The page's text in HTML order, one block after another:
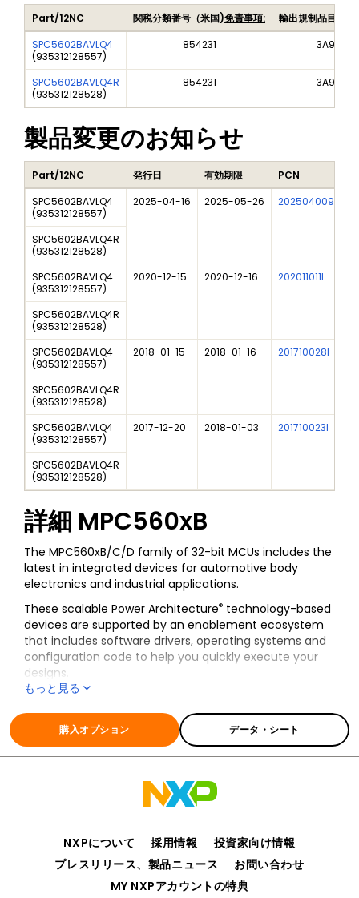
Part/12NC 関税分類番号（米国)免責事項:
輸出規制品目番号
SPC5602BAVLQ4
(935312128557)
854231 3A991A2
SPC5602BAVLQ4R
(935312128528)
854231 3A991A2
製品変更のお知らせ
Part/12NC 発行日 有効期限 PCN
SPC5602BAVLQ4
(935312128557)
2025-04-16 2025-05-26 202504009I
SPC5602BAVLQ4R
(935312128528)
SPC5602BAVLQ4
(935312128557)
2020-12-15 2020-12-16 202011011I
SPC5602BAVLQ4R
(935312128528)
SPC5602BAVLQ4
(935312128557)
2018-01-15 2018-01-16 201710028I
SPC5602BAVLQ4R
(935312128528)
SPC5602BAVLQ4
(935312128557)
2017-12-20 2018-01-03 201710023I
SPC5602BAVLQ4R
(935312128528)
詳細 MPC560xB
The MPC560xB/C/D family of 32-bit MCUs includes the
latest in integrated devices for automotive body
electronics and industrial applications.
These scalable Power Architecture® technology-based
devices are supported by an enablement ecosystem
that includes software drivers, operating systems and
configuration code to help you quickly execute your
designs.
もっと見る
全ての情報 MPC560xB
購入オプション データ・シート
NXPについて 採用情報
投資家向け情報
プレスリリース、製品ニュース
お問い合わせ
MY NXPアカウントの特典